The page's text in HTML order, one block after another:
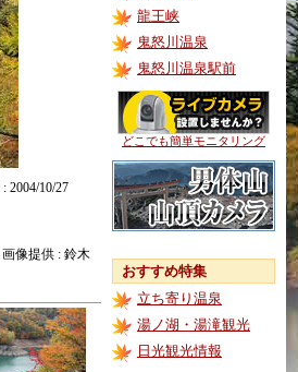
2004/10/27
画像提供 : 鈴木
龍王峡
鬼怒川温泉
鬼怒川温泉駅前
どこでも簡単モニタリング
おすすめ特集
立ち寄り温泉
湯ノ湖・湯滝観光
日光観光情報